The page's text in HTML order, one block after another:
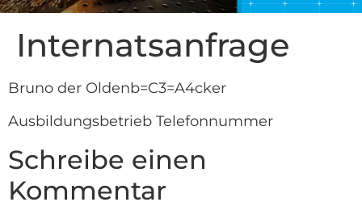
Internatsanfrage
Bruno der Oldenb=C3=A4cker
Ausbildungsbetrieb Telefonnummer
Schreibe einen
Kommentar